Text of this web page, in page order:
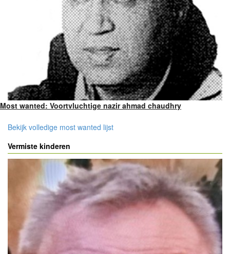
Most wanted: Voortvluchtige nazir ahmad chaudhry
Bekijk volledige most wanted lijst
Vermiste kinderen